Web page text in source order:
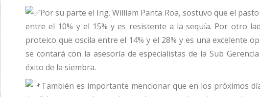
Por su parte el Ing. William Panta Roa, sostuvo que el
entre el 10% y el 15% y es resistente a la sequía. Por otro
proteico que oscila entre el 14% y el 28% y es una excelente
se contará con la asesoría de especialistas de la Sub
éxito de la siembra.
También es importante mencionar que en los próximos